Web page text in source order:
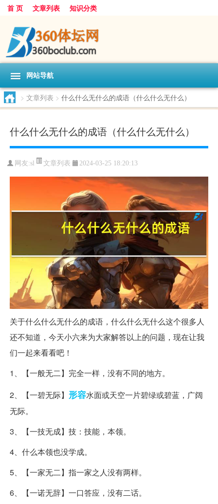
首 页 文章列表 知识分类
网站导航
> 文章列表 > 什么什么无什么的成语（什么什么无什么）
什么什么无什么的成语（什么什么无什么）
网友:sl 文章列表 2024-03-25 18:20:13
关于什么什么无什么的成语，什么什么无什么这个很多人
还不知道，今天小六来为大家解答以上的问题，现在让我
们一起来看看吧！
1、【一般无二】完全一样，没有不同的地方。
2、【一碧无际】 形容水面或天空一片碧绿或碧蓝，广阔
无际。
3、【一技无成】技：技能，本领。
4、什么本领也没学成。
5、【一家无二】指一家之人没有两样。
6、【一诺无辞】一口答应，没有二话。